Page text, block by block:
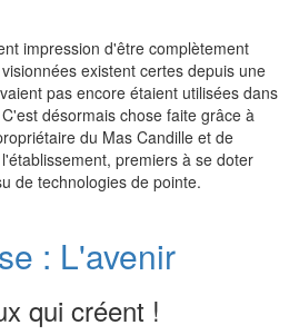
impression d'être complètement
existent certes depuis une
pas encore étaient utilisées dans
désormais chose faite grâce à
du Mas Candille et de
premiers à se doter
de technologies de pointe.
: L'avenir
qui créent !